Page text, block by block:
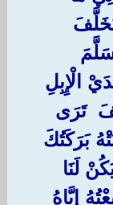
الْإِبِلِ
‏تَرَى
بَرَكَتُكَ
لَنَا
إِيَّاهُ